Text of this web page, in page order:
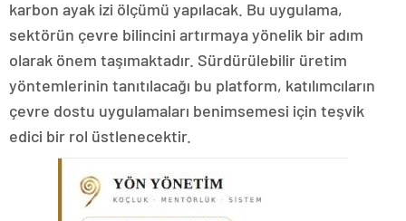
karbon ayak izi ölçümü yapılacak. Bu uygulama,
sektörün çevre bilincini artırmaya yönelik bir adım
olarak önem taşımaktadır. Sürdürülebilir üretim
yöntemlerinin tanıtılacağı bu platform, katılımcıların
çevre dostu uygulamaları benimsemesi için teşvik
edici bir rol üstlenecektir.